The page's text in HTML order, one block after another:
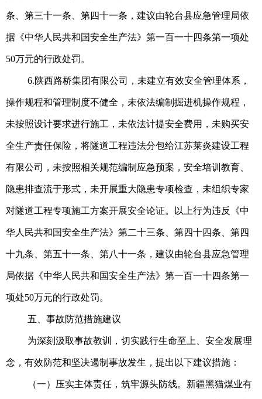
条、第三十一条、第四十一条，建议由轮台县应急管理局依
据《中华人民共和国安全生产法》第一百一十四条第一项处
50万元的行政处罚。
6.陕西路桥集团有限公司，未建立有效安全管理体系，
操作规程和管理制度不健全，未依法编制掘进机操作规程，
未按照设计要求进行施工，未依法计提安全费用，未购买安
全生产责任保险，将隧道工程违法分包给江苏莱炎建设工程
有限公司，未按照相关规范编制应急预案，安全培训教育、
隐患排查流于形式，未开展重大隐患专项检查，未组织专家
对隧道工程专项施工方案开展安全论证。以上行为违反《中
华人民共和国安全生产法》第二十三条、第四十四条、第四
十九条、第五十一条、第八十一条，建议由轮台县应急管理
局依据《中华人民共和国安全生产法》第一百一十四条第一
项处50万元的行政处罚。
五、事故防范措施建议
为深刻汲取事故教训，切实践行生命至上、安全发展理
念，有效防范和坚决遏制事故发生，提出以下建议措施：
（一）压实主体责任，筑牢源头防线。新疆黑猫煤业有